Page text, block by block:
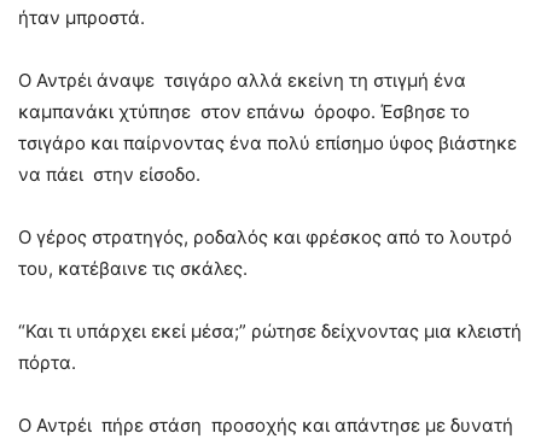
ήταν μπροστά.
Ο Αντρέι άναψε τσιγάρο αλλά εκείνη τη στιγμή ένα
καμπανάκι χτύπησε στον επάνω όροφο. Έσβησε το
τσιγάρο και παίρνοντας ένα πολύ επίσημο ύφος βιάστηκε
να πάει στην είσοδο.
Ο γέρος στρατηγός, ροδαλός και φρέσκος από το λουτρό
του, κατέβαινε τις σκάλες.
“Και τι υπάρχει εκεί μέσα;” ρώτησε δείχνοντας μια κλειστή
πόρτα.
Ο Αντρέι πήρε στάση προσοχής και απάντησε με δυνατή